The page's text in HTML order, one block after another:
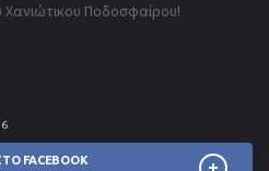
Ποδοσφαίρου!
FACEBOOK